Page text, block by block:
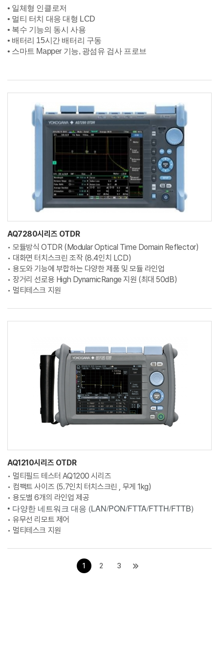
• 일체형 인클로저
• 멀티 터치 대응 대형 LCD
• 복수 기능의 동시 사용
• 배터리 15시간 배터리 구동
• 스마트 Mapper 기능, 광섬유 검사 프로브
AQ7280시리즈 OTDR
• 모듈방식 OTDR (Modular Optical Time Domain Reflector)
• 대화면 터치스크린 조작 (8.4인치 LCD)
• 용도와 기능에 부합하는 다양한 제품 및 모듈 라인업
• 장거리 선로용 High DynamicRange 지원 (최대 50dB)
• 멀티테스크 지원
AQ1210시리즈 OTDR
• 멀티필드 테스터 AQ1200 시리즈
• 컴팩트 사이즈 (5.7인치 터치스크린 , 무게 1kg)
• 용도별 6개의 라인업 제공
• 다양한 네트워크 대응 (LAN/PON/FTTA/FTTH/FTTB)
• 유무선 리모트 제어
• 멀티테스크 지원
1 2 3